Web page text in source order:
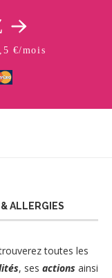
€/mois
ALLERGIES
toutes les
, ses actions ainsi